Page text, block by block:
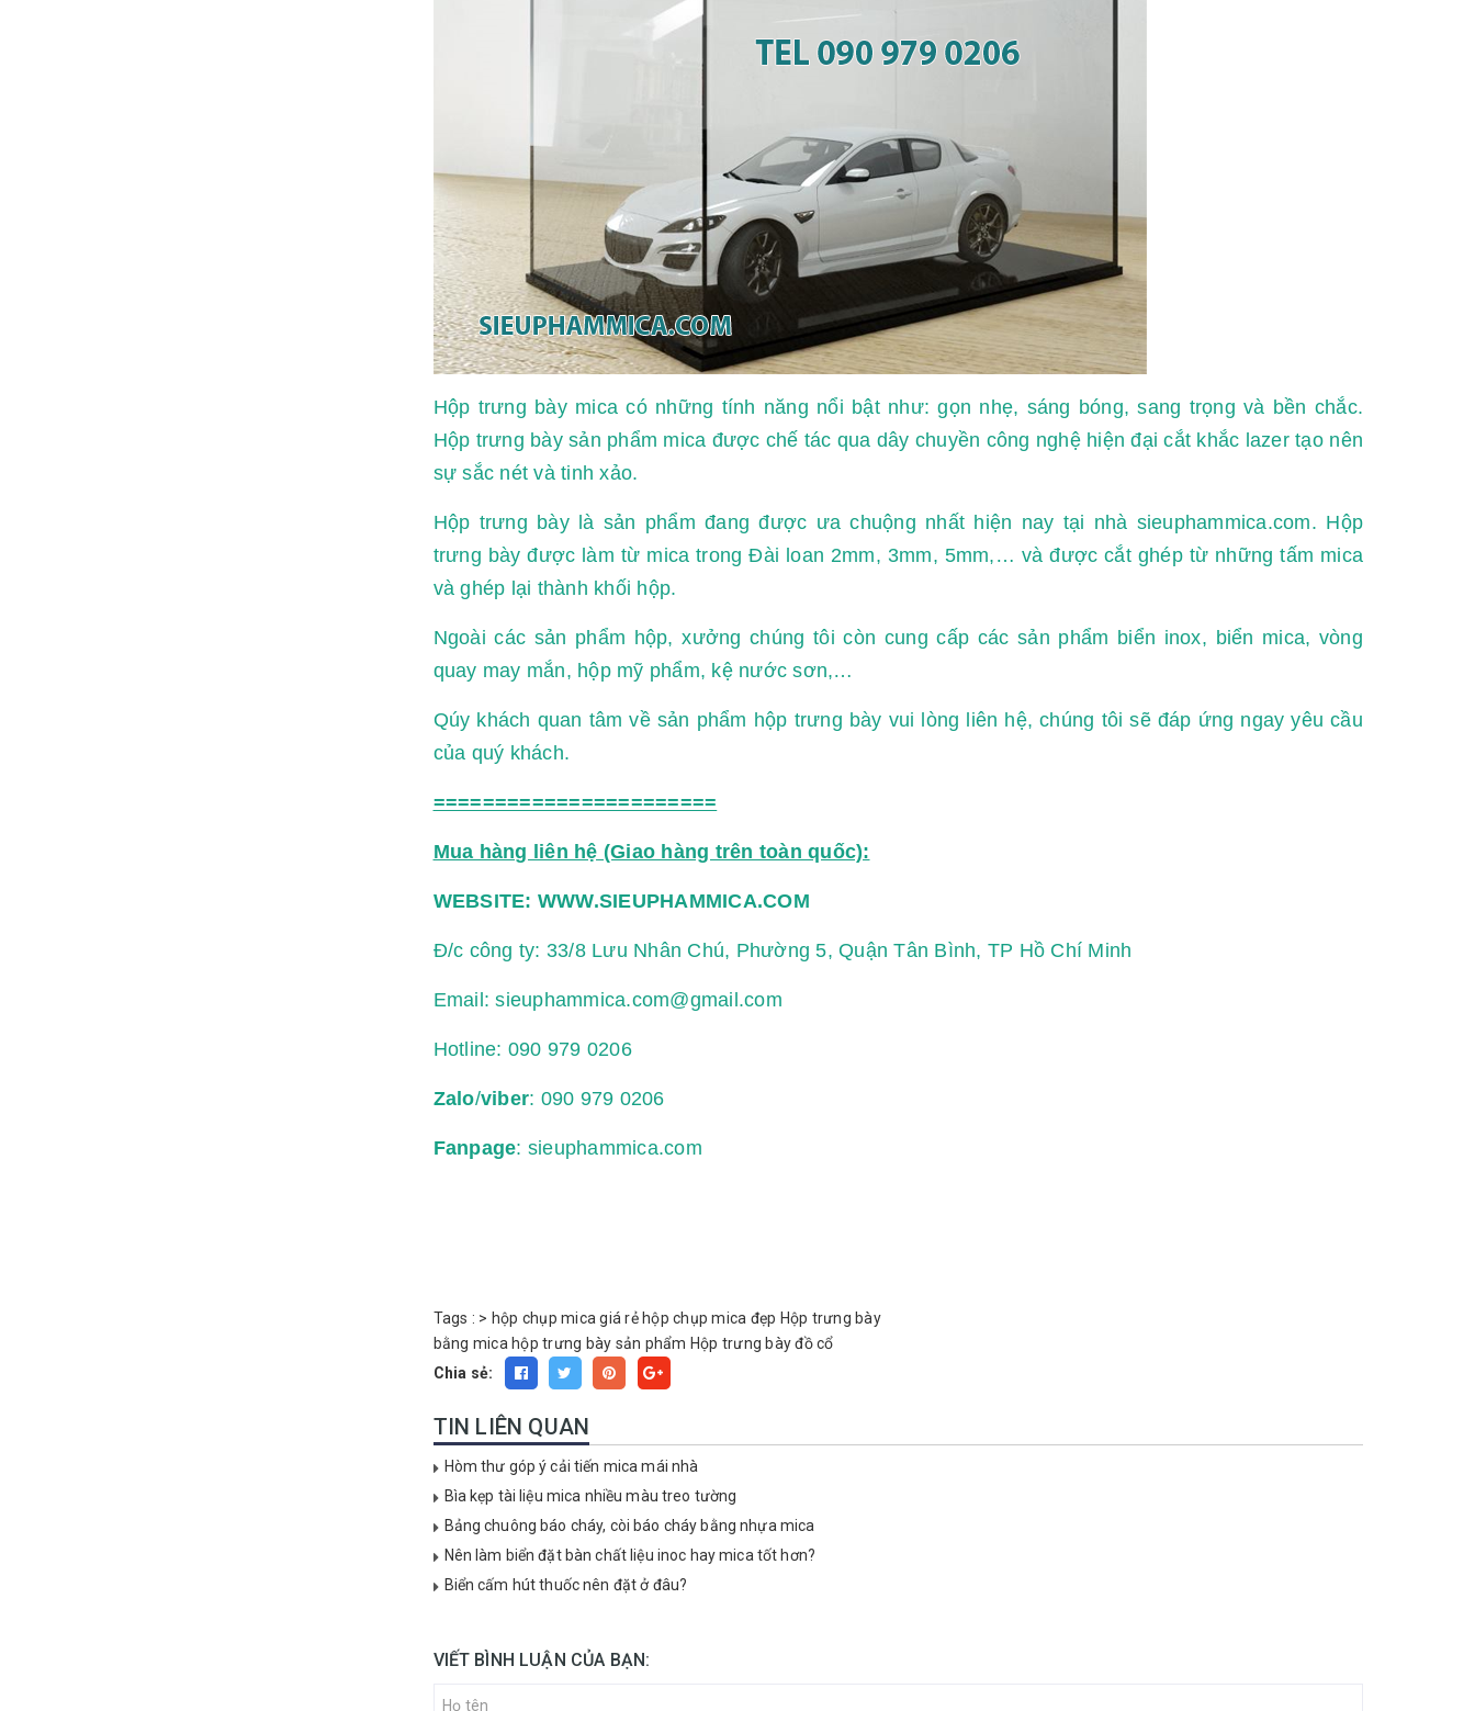
Hộp trưng bày mica có những tính năng nổi bật như: gọn nhẹ, sáng bóng, sang trọng và bền chắc.
Hộp trưng bày sản phẩm mica được chế tác qua dây chuyền công nghệ hiện đại cắt khắc lazer tạo nên
sự sắc nét và tinh xảo.
Hộp trưng bày là sản phẩm đang được ưa chuộng nhất hiện nay tại nhà sieuphammica.com. Hộp
trưng bày được làm từ mica trong Đài loan 2mm, 3mm, 5mm,… và được cắt ghép từ những tấm mica
và ghép lại thành khối hộp.
Ngoài các sản phẩm hộp, xưởng chúng tôi còn cung cấp các sản phẩm biển inox, biển mica, vòng
quay may mắn, hộp mỹ phẩm, kệ nước sơn,…
Qúy khách quan tâm về sản phẩm hộp trưng bày vui lòng liên hệ, chúng tôi sẽ đáp ứng ngay yêu cầu
của quý khách.
=======================
Mua hàng liên hệ (Giao hàng trên toàn quốc):
WEBSITE: WWW.SIEUPHAMMICA.COM
Đ/c công ty: 33/8 Lưu Nhân Chú, Phường 5, Quận Tân Bình, TP Hồ Chí Minh
Email:sieuphammica.com@gmail.com
Hotline: 090 979 0206
Zalo/viber: 090 979 0206
Fanpage: sieuphammica.com
Tags : > hộp chụp mica giá rẻ hộp chụp mica đẹp Hộp trưng bày
bằng mica hộp trưng bày sản phẩm Hộp trưng bày đồ cổ
Chia sẻ:
TIN LIÊN QUAN
Hòm thư góp ý cải tiến mica mái nhà
Bìa kẹp tài liệu mica nhiều màu treo tường
Bảng chuông báo cháy, còi báo cháy bằng nhựa mica
Nên làm biển đặt bàn chất liệu inoc hay mica tốt hơn?
Biển cấm hút thuốc nên đặt ở đâu?
VIẾT BÌNH LUẬN CỦA BẠN: